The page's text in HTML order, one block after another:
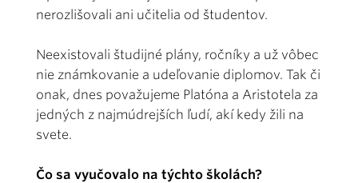
nerozlišovali ani učitelia od študentov.
Neexistovali študijné plány, ročníky a už vôbec
nie známkovanie a udeľovanie diplomov. Tak či
onak, dnes považujeme Platóna a Aristotela za
jedných z najmúdrejších ľudí, akí kedy žili na
svete.
Čo sa vyučovalo na týchto školách?